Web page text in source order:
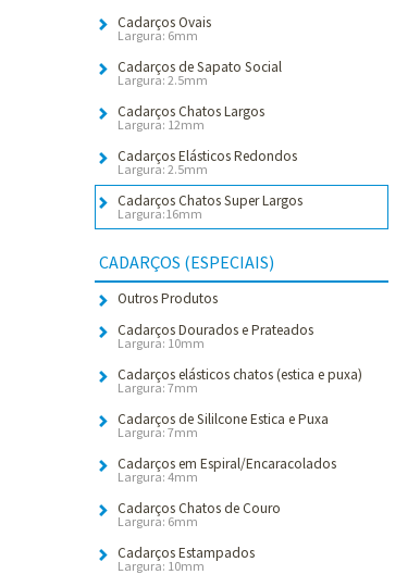
Cadarços Ovais
Largura: 6mm
Cadarços de Sapato Social
Largura: 2.5mm
Cadarços Chatos Largos
Largura: 12mm
Cadarços Elásticos Redondos
Largura: 2.5mm
Cadarços Chatos Super Largos
Largura:16mm
CADARÇOS (ESPECIAIS)
Outros Produtos
Cadarços Dourados e Prateados
Largura: 10mm
Cadarços elásticos chatos (estica e puxa)
Largura: 7mm
Cadarços de Sililcone Estica e Puxa
Largura: 7mm
Cadarços em Espiral/Encaracolados
Largura: 4mm
Cadarços Chatos de Couro
Largura: 6mm
Cadarços Estampados
Largura: 10mm